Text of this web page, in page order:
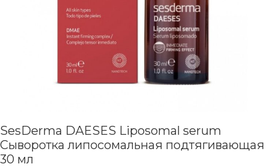
SesDerma DAESES Liposomal serum
Сыворотка липосомальная подтягивающая
30 мл